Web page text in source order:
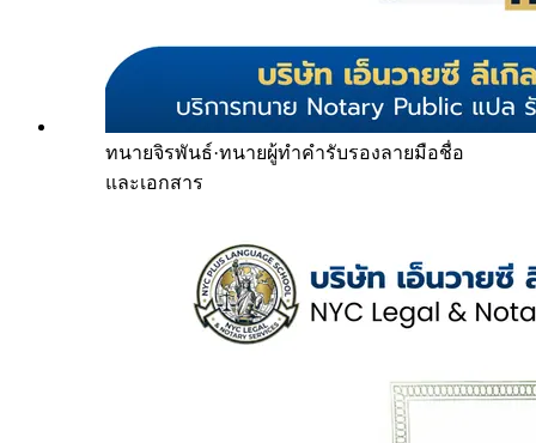
ทนายจิรพันธ์·ทนายผู้ทำคำรับรองลายมือชื่อ
และเอกสาร